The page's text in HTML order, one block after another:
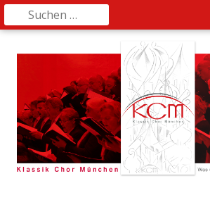
Springe
zum
Primäres
Suchen
nach: